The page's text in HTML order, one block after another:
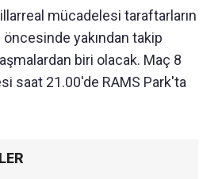
mücadelesi taraftarların
öncesinde yakından takip
biri olacak. Maç 8
saat 21.00'de RAMS Park'ta